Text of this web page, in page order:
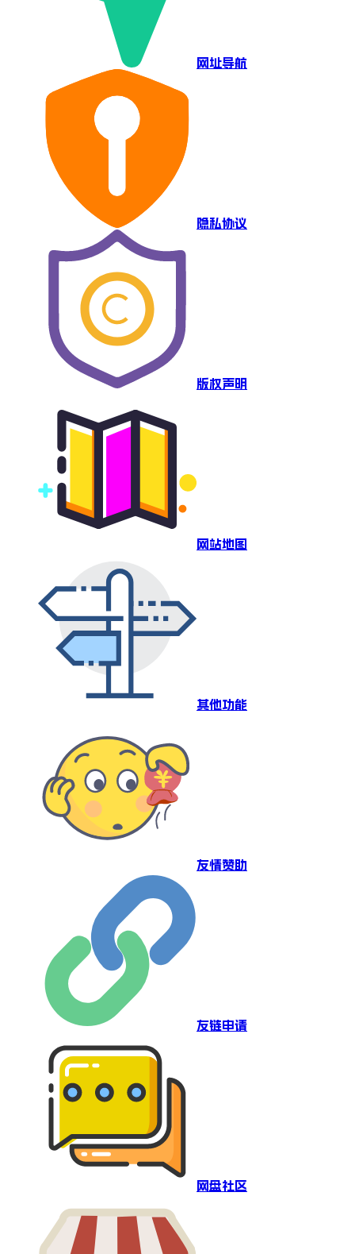
网址导航
隐私协议
版权声明
网站地图
其他功能
友情赞助
友链申请
网盘社区